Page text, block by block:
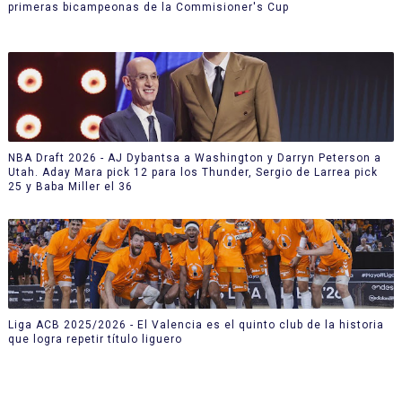
primeras bicampeonas de la Commisioner's Cup
NBA Draft 2026 - AJ Dybantsa a Washington y Darryn Peterson a
Utah. Aday Mara pick 12 para los Thunder, Sergio de Larrea pick
25 y Baba Miller el 36
Liga ACB 2025/2026 - El Valencia es el quinto club de la historia
que logra repetir título liguero